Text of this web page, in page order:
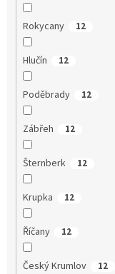
Rokycany 12
Hlučín 12
Poděbrady 12
Zábřeh 12
Šternberk 12
Krupka 12
Říčany 12
Český Krumlov 12